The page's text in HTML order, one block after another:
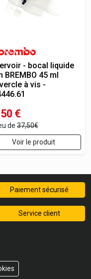
- bocal liquide
BREMBO 45 ml
à vis -
€
de 37,50€
Voir le produit
Paiement sécurisé
Service client